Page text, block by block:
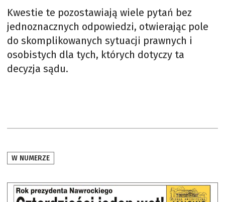
Kwestie te pozostawiają wiele pytań bez
jednoznacznych odpowiedzi, otwierając pole
do skomplikowanych sytuacji prawnych i
osobistych dla tych, których dotyczy ta
decyzja sądu.
W NUMERZE